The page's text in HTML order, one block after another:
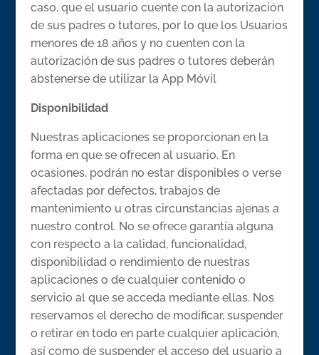
caso, que el usuario cuente con la autorización
de sus padres o tutores, por lo que los Usuarios
menores de 18 años y no cuenten con la
autorización de sus padres o tutores deberán
abstenerse de utilizar la App Móvil
Disponibilidad
Nuestras aplicaciones se proporcionan en la
forma en que se ofrecen al usuario. En
ocasiones, podrán no estar disponibles o verse
afectadas por defectos, trabajos de
mantenimiento u otras circunstancias ajenas a
nuestro control. No se ofrece garantía alguna
con respecto a la calidad, funcionalidad,
disponibilidad o rendimiento de nuestras
aplicaciones o de cualquier contenido o
servicio al que se acceda mediante ellas. Nos
reservamos el derecho de modificar, suspender
o retirar en todo en parte cualquier aplicación,
así como de suspender el acceso del usuario a